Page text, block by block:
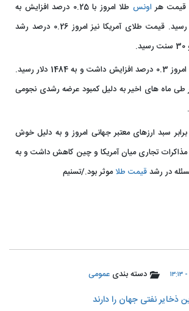
قیمت هر اونس
طلا امروز با 0.25 درصد افزایش به
1344 دلار و 29 سنت رسید. قیمت طلای آمریکا نیز امروز 0.26 درصد رشد
?قیمت فلز پالادیوم هم امروز 0.3 درصد افزایش داشت و به 1484 دلار رسید.
طی ماه های اخیر به دلیل کمبود عرضه رشدی نجومی
سبد ارزهای معتبر جهانی امروز و به دلیل خوش
تجاری میان آمریکا و چین کاهش داشت و به
قیمت طلاموثر بود./تسنیم
دسته بندی عمومی
ذخایر نفتی جهان را دارند